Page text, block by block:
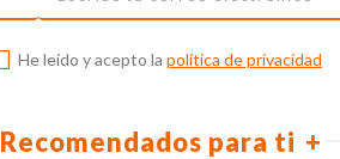
He leído y acepto la política de privacidad
Recomendados para ti